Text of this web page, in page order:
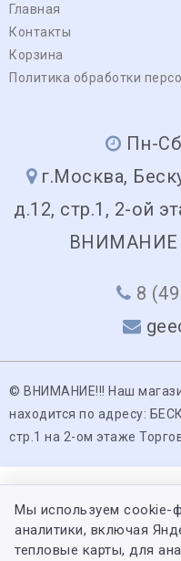
Главная
Контакты
Корзина
Политика обработки
Пн-
г.Москва,
д.12, стр.1, 2-ой
ВНИМАНИЕ
8
© ВНИМАНИЕ!!! Наш
находится по адресу:
стр.1 на 2-ом этаже
Мы используем cookie-
аналитики, включая
тепловые карты, для